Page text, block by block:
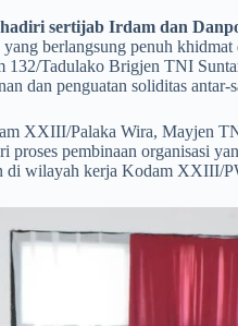
sertijab Irdam dan
yang berlangsung penuh
Tadulako Brigjen TNI
dan penguatan soliditas
XXIII/Palaka Wira, Mayjen
pembinaan organisasi
di wilayah kerja Kodam XXIII/